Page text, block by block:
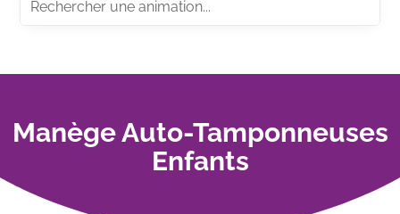
Manège Auto-Tamponneuses
Enfants